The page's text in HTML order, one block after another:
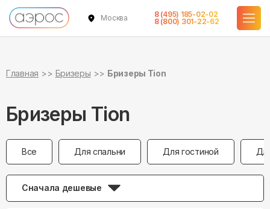
Москва
8 (495) 185-02-02
8 (800) 301-22-62
Главная Бризеры Бризеры Tion
Бризеры Tion
Все Для спальни Для гостиной
Сначала дешевые